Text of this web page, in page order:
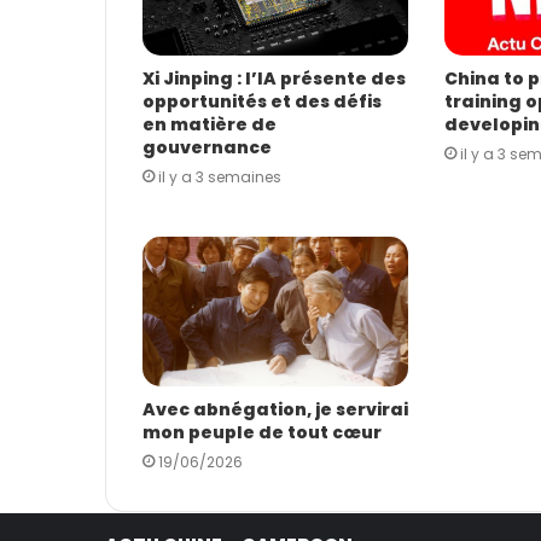
s
e
E
m
a
i
l
Xi Jinping : l’IA présente des
opportunités et des défis
en matière de
gouvernance
il y a 3 semaines
China to
training
il y a 3
Avec abnégation, je servirai
mon peuple de tout cœur
19/06/2026